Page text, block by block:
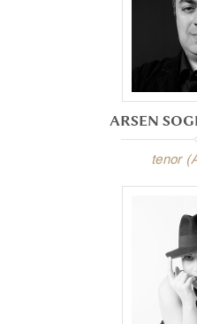
ARSEN
tenor